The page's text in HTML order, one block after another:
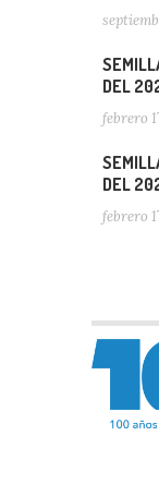
DEL
febrero
DEL
febrero